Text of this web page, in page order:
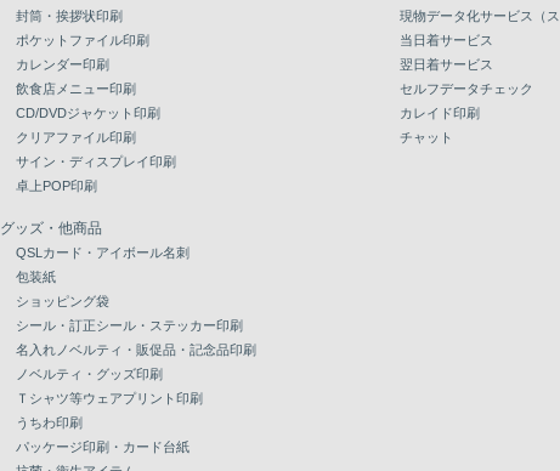
封筒・挨拶状印刷
ポケットファイル印刷
カレンダー印刷
飲食店メニュー印刷
CD/DVDジャケット印刷
クリアファイル印刷
サイン・ディスプレイ印刷
卓上POP印刷
グッズ・他商品
QSLカード・アイボール名刺
包装紙
ショッピング袋
シール・訂正シール・ステッカー印刷
名入れノベルティ・販促品・記念品印刷
ノベルティ・グッズ印刷
Ｔシャツ等ウェアプリント印刷
うちわ印刷
パッケージ印刷・カード台紙
現物データ化サービス（ス
当日着サービス
翌日着サービス
セルフデータチェック
カレイド印刷
チャット